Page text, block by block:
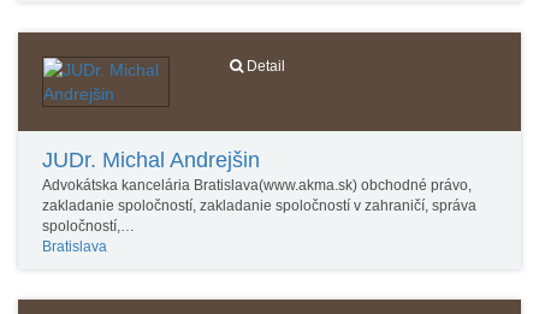
Detail
JUDr. Michal Andrejšin
Advokátska kancelária Bratislava(www.akma.sk) obchodné právo,
zakladanie spoločností, zakladanie spoločností v zahraničí, správa
spoločností,…
Bratislava